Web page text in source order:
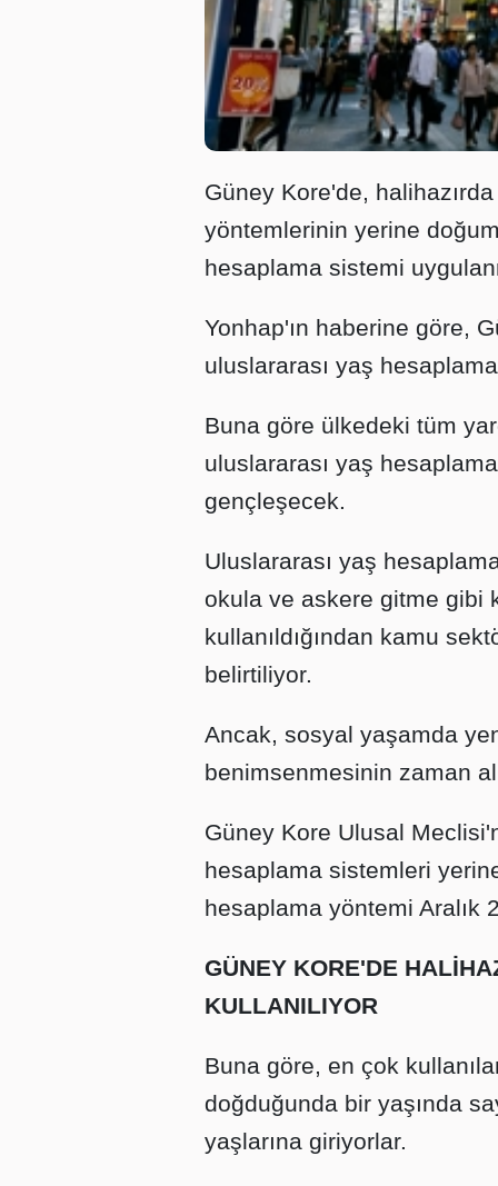
Güney Kore'de,
yöntemlerinin yerine
hesaplama sistemi
Yonhap'ın haberine göre,
uluslararası yaş
Buna göre ülkedeki tüm
uluslararası yaş
gençleşecek.
Uluslararası yaş
okula ve askere gitme gibi
kullanıldığından kamu
belirtiliyor.
Ancak, sosyal yaşamda
benimsenmesinin zaman
Güney Kore Ulusal
hesaplama sistemleri
hesaplama yöntemi Aralık
GÜNEY KORE'DE
KULLANILIYOR
Buna göre, en çok
doğduğunda bir yaşında
yaşlarına giriyorlar.